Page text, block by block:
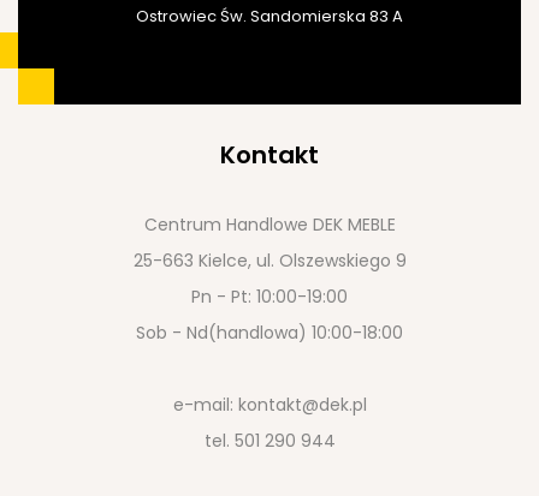
Ostrowiec Św. Sandomierska 83 A
Kontakt
Centrum Handlowe DEK MEBLE
25-663 Kielce, ul. Olszewskiego 9
Pn - Pt: 10:00-19:00
Sob - Nd(handlowa) 10:00-18:00
e-mail: kontakt@dek.pl
tel. 501 290 944